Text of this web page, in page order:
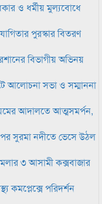
ও ধর্মীয় মুল্যবোধে
পুরস্কার বিতরণ
বিভাগীয় অভিনয়
আলোচনা সভা ও সম্মাননা
আদালতে আত্মসমর্পন,
পর সুরমা নদীতে ভেসে উঠল
৩ আসামী কক্সবাজার
কমপ্লেক্সে পরিদর্শন